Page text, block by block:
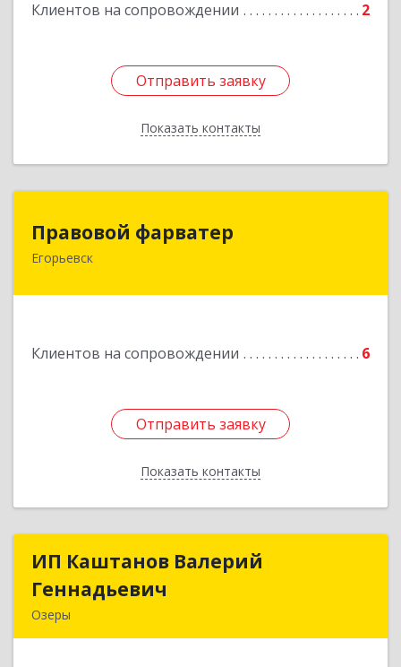
Клиентов на сопровождении 2
Отправить заявку
Показать контакты
Отправить заявку
Назад
Правовой фарватер
Егорьевск
Клиентов на сопровождении 6
Отправить заявку
Показать контакты
Отправить заявку
Назад
ИП Каштанов Валерий
Геннадьевич
Озеры
ИП Каштанов Валерий